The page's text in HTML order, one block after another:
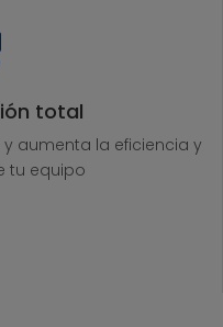
total
aumenta la eficiencia y
tu equipo